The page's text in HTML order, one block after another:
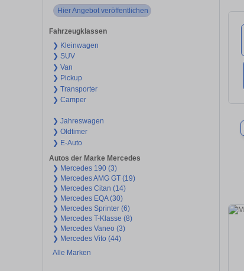
Hier Angebot veröffentlichen
Fahrzeugklassen
❯ Kleinwagen
❯ SUV
❯ Van
❯ Pickup
❯ Transporter
❯ Camper
❯ Jahreswagen
❯ Oldtimer
❯ E-Auto
Autos der Marke Mercedes
❯ Mercedes 190 (3)
❯ Mercedes AMG GT (19)
❯ Mercedes Citan (14)
❯ Mercedes EQA (30)
❯ Mercedes Sprinter (6)
❯ Mercedes T-Klasse (8)
❯ Mercedes Vaneo (3)
❯ Mercedes Vito (44)
Alle Marken